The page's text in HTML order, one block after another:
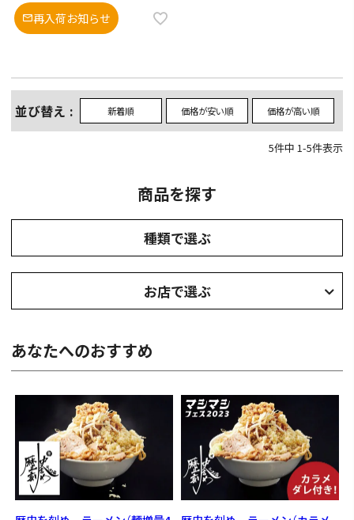
再入荷お知らせ
並び替え 新着順 価格が安い順 価格が高い順
5件中 1-5件表示
商品を探す
種類で選ぶ
お店で選ぶ
あなたへのおすすめ